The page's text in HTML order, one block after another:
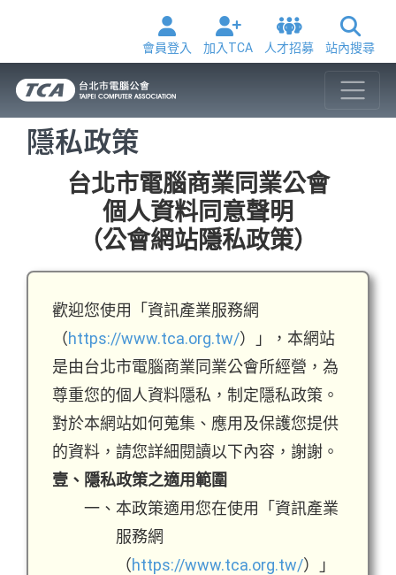
會員登入 加入TCA 人才招募 站內搜尋
隱私政策
台北市電腦商業同業公會
個人資料同意聲明
（公會網站隱私政策）
歡迎您使用「資訊產業服務網
（https://www.tca.org.tw/）」，本網站
是由台北市電腦商業同業公會所經營，為
尊重您的個人資料隱私，制定隱私政策。
對於本網站如何蒐集、應用及保護您提供
的資料，請您詳細閱讀以下內容，謝謝。
壹、隱私政策之適用範圍
一、本政策適用您在使用「資訊產業
服務網
（https://www.tca.org.tw/）」